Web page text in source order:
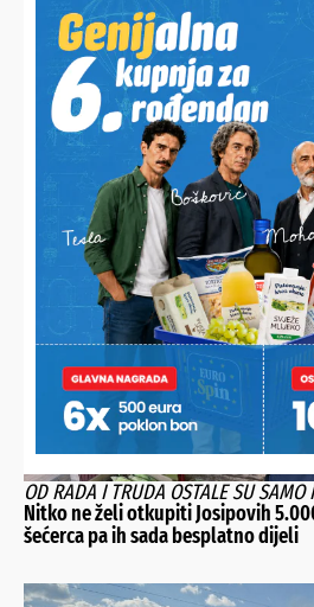
nešto/nekoga pohvaliti?
Javite nam se!
NAJNOVIJE VIJESTI
OD RADA I TRUDA OSTALE SU SAMO
Nitko ne želi otkupiti Josipovih
šećerca pa ih sada besplatno dijeli